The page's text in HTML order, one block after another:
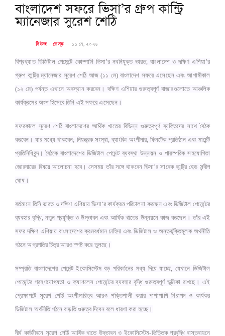
বাংলাদেশ সফরে ভিসা’র গ্রুপ কান্ট্রি
ম্যানেজার সুরেশ শেঠি
-নিউজ - ডেস্ক -- ১১ মে, ২০২৬
বিশ্বখ্যাত ডিজিটাল পেমেন্টে কোম্পানি ভিসা’র নবনিযুক্ত ভারত, বাংলাদেশ ও দক্ষিণ এশিয়া’র
গ্রুপ কান্ট্রি ম্যানেজার সুরেশ শেঠি আজ (১১ মে) বাংলাদেশ সফরে এসেছেন এবং আগামীকাল
(১২ মে) পর্যন্ত এখানে অবস্থান করবেন। দক্ষিণ এশিয়ার গুরুত্বপূর্ণ বাজারগুলোতে আঞ্চলিক
কার্যক্রমের অংশ হিসেবে তিনি এই সফরে এসেছেন।
সফরকালে সুরেশ শেঠি বাংলাদেশের আর্থিক খাতের বিভিন্ন গুরুত্বপূর্ণ ব্যক্তিদের সাথে বৈঠক
করবেন। যার মধ্যে থাকবেন; নিয়ন্ত্রক সংস্থা, ব্যাংকিং অংশীদার, ফিনটেক প্রতিষ্ঠান এবং মার্চেন্ট
প্রতিনিধিবৃন্দ। বৈঠকে বাংলাদেশের ডিজিটাল পেমেন্ট ব্যবস্থা উন্নয়ন ও পারস্পরিক সহযোগিতা
জোরদারের বিষয়ে আলোচনা হবে। সেসময় তাঁর সঙ্গে থাকবেন ভিসা’র সাবেক কান্ট্রি হেড সন্দীপ
ঘোষ।
বর্তমানে তিনি ভারত ও দক্ষিণ এশিয়ায় ভিসা’র কার্যক্রম পরিচালনা করছেন এবং ডিজিটাল পেমেন্টের
ব্যবহার বৃদ্ধি, নতুন প্রযুক্তি ও উদ্ভাবন এবং আর্থিক খাতের উন্নয়নে কাজ করছেন। তাঁর এই
সফর দক্ষিণ এশিয়ায় বাংলাদেশের ক্রমবর্ধমান চাহিদা এবং ডিজিটাল ও অন্তর্ভুক্তিমূলক অর্থনীতি
গঠনে অগ্রগতির চিত্র আরও স্পষ্ট করে তুলছে।
সম্প্রতি বাংলাদেশের পেমেন্ট ইকোসিস্টেম বড় পরিবর্তনের মধ্য দিয়ে যাচ্ছে, যেখানে ডিজিটাল
পেমেন্টের গ্রহণযোগ্যতা ও ক্যাশলেস পেমেন্টের ব্যবহার বৃদ্ধি গুরুত্বপূর্ণ ভূমিকা রাখছে। এই
প্রেক্ষাপটে সুরেশ শেঠি অংশীদারিত্ব আরও শক্তিশালী করার পাশাপাশি নিরাপদ ও কার্যকর
ডিজিটাল অর্থনীতি গঠনে বাড়তি গুরুত্ব দিবেন বলে ধারণা করা হচ্ছে।
দীর্ঘ কর্মজীবনে সুরেশ শেঠি আর্থিক খাতে উদ্ভাবন ও ইকোসিস্টেম-ভিত্তিক প্রবৃদ্ধি বাস্তবায়নে